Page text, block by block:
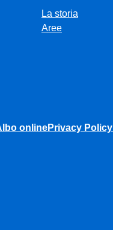
La storia
Aree
onlinePrivacy Policy